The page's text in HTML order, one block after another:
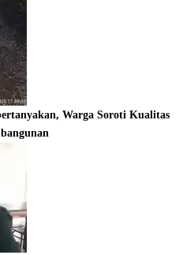
Warga Soroti Kualitas